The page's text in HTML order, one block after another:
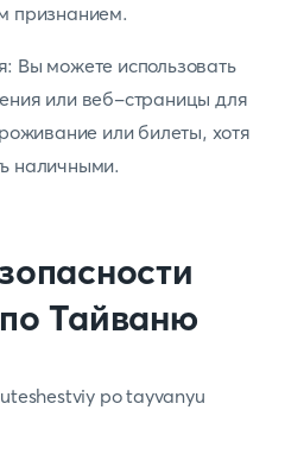
признанием.
Вы можете использовать
или веб-страницы для
или билеты, хотя
наличными.
Тайваню